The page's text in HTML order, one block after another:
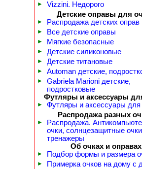
►
Vizzini. Недорого
Детские оправы для
► Распродажа детских оправ
► Все детские оправы
► Мягкие безопасные
► Детские силиконовые
► Детские титановые
► Automan детские,
►
Gabriela Marioni детские,
подростковые
Футляры и аксессуары
►
Футляры и аксессуары для
Распродажа разных
►
Распродажа.
очки, солнцезащитные
тренажеры
Об очках и оправах
► Подбор формы и размера
► Примерка очков на дому с